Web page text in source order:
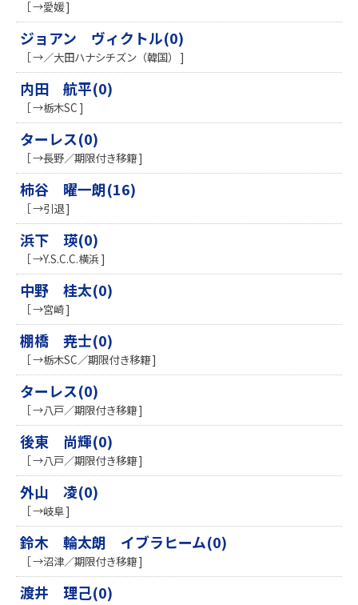
［ →愛媛 ]
ジョアン ヴィクトル(0)
［ →／大田ハナシチズン（韓国） ]
内田 航平(0)
［ →栃木SC ]
ターレス(0)
［ →長野／期限付き移籍 ]
柿谷 曜一朗(16)
［ →引退 ]
浜下 瑛(0)
［ →Y.S.C.C.横浜 ]
中野 桂太(0)
［ →宮崎 ]
棚橋 尭士(0)
［ →栃木SC／期限付き移籍 ]
ターレス(0)
［ →八戸／期限付き移籍 ]
後東 尚輝(0)
［ →八戸／期限付き移籍 ]
外山 凌(0)
［ →岐阜 ]
鈴木 輪太朗 イブラヒーム(0)
［ →沼津／期限付き移籍 ]
渡井 理己(0)